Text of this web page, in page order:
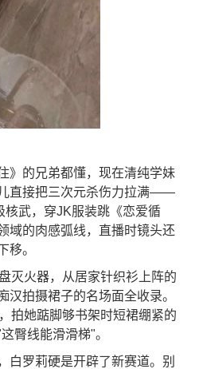
》的兄弟都懂，现在清纯学妹
直接把三次元杀伤力拉满——
核武，穿JK服装跳《恋爱循
域的肉感弧线，直播时镜头还
移。
灭火器，从居家针织衫上阵的
汉拍摄裙子的名场面全收录。
拍她踮脚够书架时短裙绷紧的
臀线能滑滑梯"。
白罗莉硬是开辟了新赛道。别